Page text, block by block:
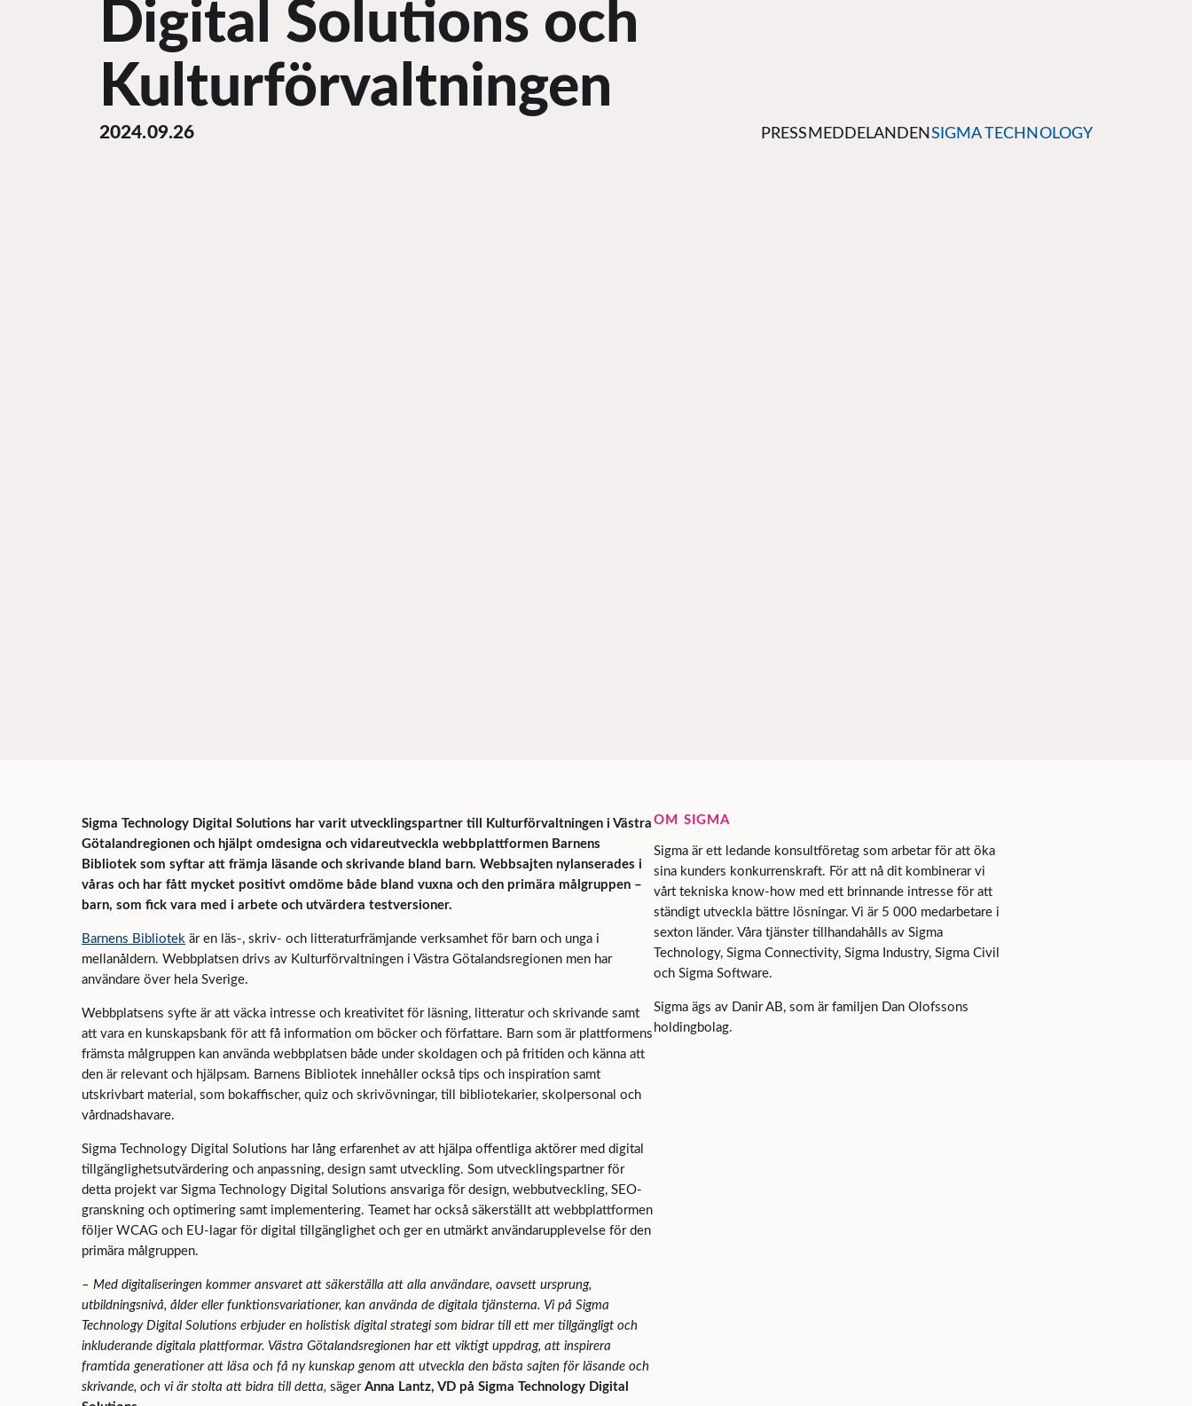
Digital Solutions och
Kulturförvaltningen
2024.09.26 PRESSMEDDELANDEN SIGMA TECHNOLOGY
Sigma Technology Digital Solutions har varit utvecklingspartner till Kulturförvaltningen i Västra
Götalandregionen och hjälpt omdesigna och vidareutveckla webbplattformen Barnens
Bibliotek som syftar att främja läsande och skrivande bland barn. Webbsajten nylanserades i
våras och har fått mycket positivt omdöme både bland vuxna och den primära målgruppen –
barn, som fick vara med i arbete och utvärdera testversioner.
Barnens Bibliotek är en läs-, skriv- och litteraturfrämjande verksamhet för barn och unga i
mellanåldern. Webbplatsen drivs av Kulturförvaltningen i Västra Götalandsregionen men har
användare över hela Sverige.
Webbplatsens syfte är att väcka intresse och kreativitet för läsning, litteratur och skrivande samt
att vara en kunskapsbank för att få information om böcker och författare. Barn som är plattformens
främsta målgruppen kan använda webbplatsen både under skoldagen och på fritiden och känna att
den är relevant och hjälpsam. Barnens Bibliotek innehåller också tips och inspiration samt
utskrivbart material, som bokaffischer, quiz och skrivövningar, till bibliotekarier, skolpersonal och
vårdnadshavare.
Sigma Technology Digital Solutions har lång erfarenhet av att hjälpa offentliga aktörer med digital
tillgänglighetsutvärdering och anpassning, design samt utveckling. Som utvecklingspartner för
detta projekt var Sigma Technology Digital Solutions ansvariga för design, webbutveckling, SEO-
granskning och optimering samt implementering. Teamet har också säkerställt att webbplattformen
följer WCAG och EU-lagar för digital tillgänglighet och ger en utmärkt användarupplevelse för den
primära målgruppen.
– Med digitaliseringen kommer ansvaret att säkerställa att alla användare, oavsett ursprung,
utbildningsnivå, ålder eller funktionsvariationer, kan använda de digitala tjänsterna. Vi på Sigma
Technology Digital Solutions erbjuder en holistisk digital strategi som bidrar till ett mer tillgängligt och
inkluderande digitala plattformar. Västra Götalandsregionen har ett viktigt uppdrag, att inspirera
framtida generationer att läsa och få ny kunskap genom att utveckla den bästa sajten för läsande och
skrivande, och vi är stolta att bidra till detta, säger Anna Lantz, VD på Sigma Technology Digital
OM SIGMA
Sigma är ett ledande konsultföretag som arbetar för att öka
sina kunders konkurrenskraft. För att nå dit kombinerar vi
vårt tekniska know-how med ett brinnande intresse för att
ständigt utveckla bättre lösningar. Vi är 5 000 medarbetare i
sexton länder. Våra tjänster tillhandahålls av Sigma
Technology, Sigma Connectivity, Sigma Industry, Sigma Civil
och Sigma Software.
Sigma ägs av Danir AB, som är familjen Dan Olofssons
holdingbolag.